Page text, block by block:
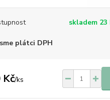
skladem 23
plátci DPH
Kč/ks